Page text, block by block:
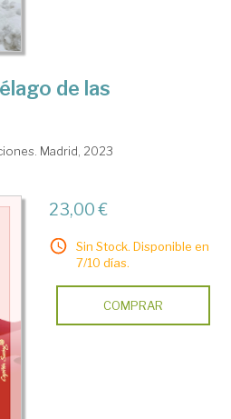
de las
Madrid, 2023
23,00 €
Sin Stock. Disponible en
7/10 días.
COMPRAR